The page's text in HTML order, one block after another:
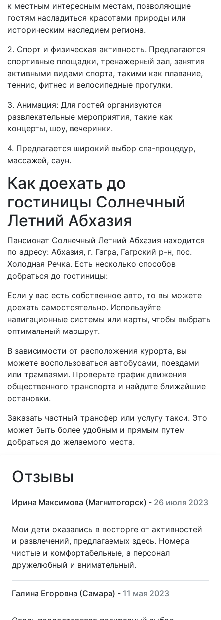
к местным интересным местам, позволяющие
гостям насладиться красотами природы или
историческим наследием региона.
2. Спорт и физическая активность. Предлагаются
спортивные площадки, тренажерный зал, занятия
активными видами спорта, такими как плавание,
теннис, фитнес и велосипедные прогулки.
3. Анимация: Для гостей организуются
развлекательные мероприятия, такие как
концерты, шоу, вечеринки.
4. Предлагается широкий выбор спа-процедур,
массажей, саун.
Как доехать до
гостиницы Солнечный
Летний Абхазия
Пансионат Солнечный Летний Абхазия находится
по адресу: Абхазия, г. Гагра, Гагрский р-н, пос.
Холодная Речка. Есть несколько способов
добраться до гостиницы:
Если у вас есть собственное авто, то вы можете
доехать самостоятельно. Используйте
навигационные системы или карты, чтобы выбрать
оптимальный маршрут.
В зависимости от расположения курорта, вы
можете воспользоваться автобусами, поездами
или трамваями. Проверьте график движения
общественного транспорта и найдите ближайшие
остановки.
Заказать частный трансфер или услугу такси. Это
может быть более удобным и прямым путем
добраться до желаемого места.
Отзывы
Ирина Максимова (Магнитогорск) - 26 июля 2023
Мои дети оказались в восторге от активностей
и развлечений, предлагаемых здесь. Номера
чистые и комфортабельные, а персонал
дружелюбный и внимательный.
Галина Егоровна (Самара) - 11 мая 2023